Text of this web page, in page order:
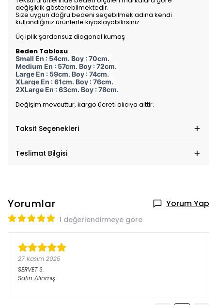
değişiklik gösterebilmektedir.
Size uygun doğru bedeni seçebilmek adına kendi
kullandığınız ürünlerle kıyaslayabilirsiniz.
Üç iplik şardonsuz diogonel kumaş
Beden Tablosu
Small En : 54cm. Boy : 70cm.
Medium En : 57cm. Boy : 72cm.
Large En : 59cm. Boy : 74cm.
XLarge En : 61cm. Boy : 76cm.
2XLarge En : 63cm. Boy : 78cm.
Değişim mevcuttur, kargo ücreti alıcıya aittir.
Taksit Seçenekleri
Teslimat Bilgisi
Yorumlar Yorum Yap
1 değerlendirmeye göre
27 Kasım 2025
SERVET S.
Satın Alınmış